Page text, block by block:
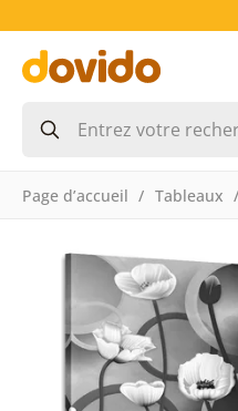
Page d’accueil Tableaux